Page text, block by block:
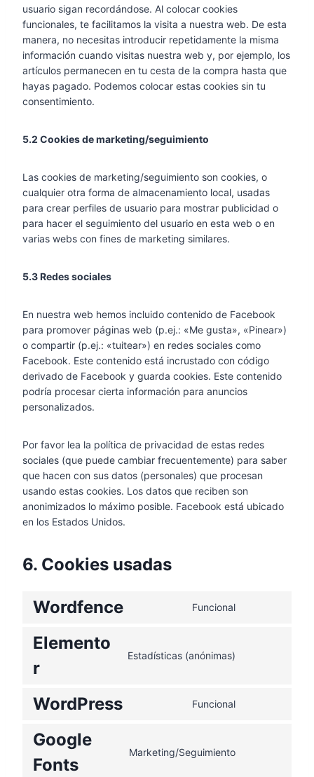
usuario sigan recordándose. Al colocar cookies
funcionales, te facilitamos la visita a nuestra web. De esta
manera, no necesitas introducir repetidamente la misma
información cuando visitas nuestra web y, por ejemplo, los
artículos permanecen en tu cesta de la compra hasta que
hayas pagado. Podemos colocar estas cookies sin tu
consentimiento.
5.2 Cookies de marketing/seguimiento
Las cookies de marketing/seguimiento son cookies, o
cualquier otra forma de almacenamiento local, usadas
para crear perfiles de usuario para mostrar publicidad o
para hacer el seguimiento del usuario en esta web o en
varias webs con fines de marketing similares.
5.3 Redes sociales
En nuestra web hemos incluido contenido de Facebook
para promover páginas web (p.ej.: «Me gusta», «Pinear»)
o compartir (p.ej.: «tuitear») en redes sociales como
Facebook. Este contenido está incrustado con código
derivado de Facebook y guarda cookies. Este contenido
podría procesar cierta información para anuncios
personalizados.
Por favor lea la política de privacidad de estas redes
sociales (que puede cambiar frecuentemente) para saber
que hacen con sus datos (personales) que procesan
usando estas cookies. Los datos que reciben son
anonimizados lo máximo posible. Facebook está ubicado
en los Estados Unidos.
6. Cookies usadas
Wordfence Funcional
Elemento
r
Estadísticas (anónimas)
WordPress Funcional
Google
Fonts
Marketing/Seguimiento